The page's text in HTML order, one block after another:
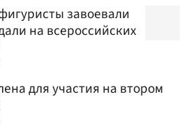
завоевали
на всероссийских
для участия на втором